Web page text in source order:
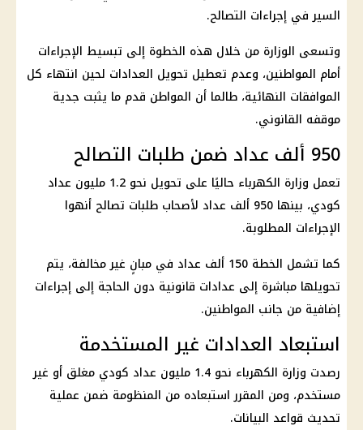
السير في إجراءات التصالح.
وتسعى الوزارة من خلال هذه الخطوة إلى تبسيط الإجراءات
أمام المواطنين، وعدم تعطيل تحويل العدادات لحين انتهاء كل
الموافقات النهائية، طالما أن المواطن قدم ما يثبت جدية
موقفه القانوني.
950 ألف عداد ضمن طلبات التصالح
تعمل وزارة الكهرباء حاليًا على تحويل نحو 1.2 مليون
عداد
كودي
، بينها 950 ألف عداد لأصحاب طلبات تصالح أنهوا
الإجراءات المطلوبة.
كما تشمل الخطة 150 ألف عداد في مبانٍ غير مخالفة، يتم
تحويلها مباشرة إلى عدادات قانونية دون الحاجة إلى إجراءات
إضافية من جانب المواطنين.
استبعاد العدادات غير المستخدمة
رصدت وزارة الكهرباء نحو 1.4 مليون عداد كودي مغلق أو غير
مستخدم، ومن المقرر استبعاده من المنظومة ضمن عملية
تحديث قواعد البيانات.